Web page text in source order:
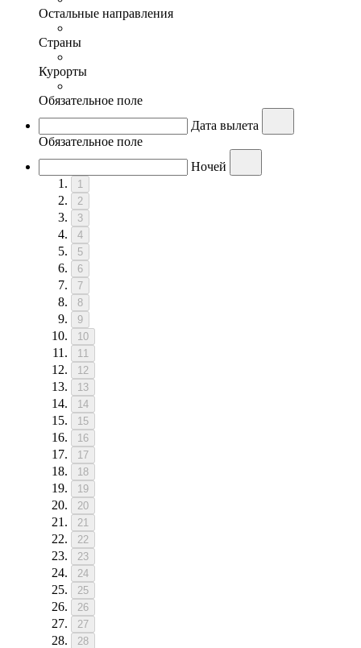
Остальные направления
Страны
Курорты
Обязательное поле
Дата вылета
Обязательное поле
Ночей
1
2
3
4
5
6
7
8
9
10
11
12
13
14
15
16
17
18
19
20
21
22
23
24
25
26
27
28